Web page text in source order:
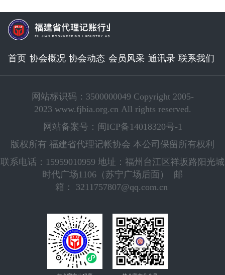
首页 协会概况 协会动态 会员风采 通讯录 联系我们
网站标识码：3500000049 Copyright 2005-
2023 www.fjbia.org.cn All rights reserved.
网站备案号：闽ICP备14018320号-1
版权所有 福建省代理记帐协会 本公司保留所有权利
联系电话：15959010959 地址：福州台江区祥坂路阳光城
时代广场1106（苏宁广场后面） 邮
箱： 3211757807@qq.com.cn